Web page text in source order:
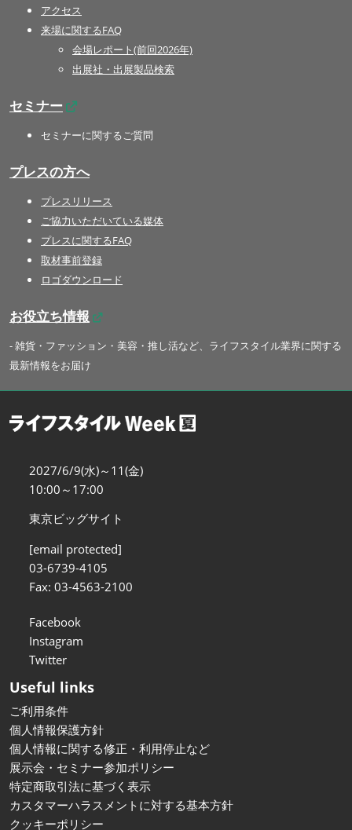
アクセス
来場に関するFAQ
会場レポート(前回2026年)
出展社・出展製品検索
セミナー
セミナーに関するご質問
プレスの方へ
プレスリリース
ご協力いただいている媒体
プレスに関するFAQ
取材事前登録
ロゴダウンロード
お役立ち情報
- 雑貨・ファッション・美容・推し活など、ライフスタイル業界に関する
最新情報をお届け
2027/6/9(水)～11(金)
10:00～17:00
東京ビッグサイト
[email protected]
03-6739-4105
Fax: 03-4563-2100
Facebook
Instagram
Twitter
Useful links
ご利用条件
個人情報保護方針
個人情報に関する修正・利用停止など
展示会・セミナー参加ポリシー
特定商取引法に基づく表示
カスタマーハラスメントに対する基本方針
クッキーポリシー